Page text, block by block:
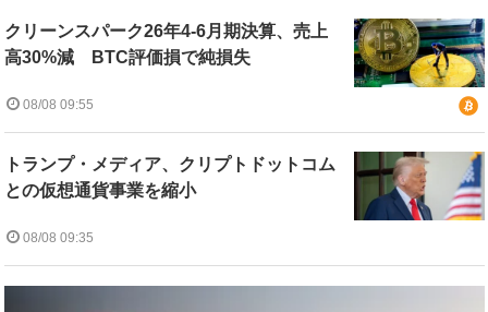
クリーンスパーク26年4-6月期決算、売上
高30%減 BTC評価損で純損失
08/08 09:55
トランプ・メディア、クリプトドットコム
との仮想通貨事業を縮小
08/08 09:35